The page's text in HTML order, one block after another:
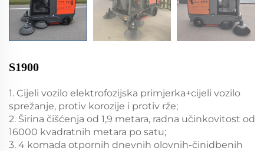
S1900
1. Cijeli vozilo elektrofozijska primjerka+cijeli vozilo
sprežanje, protiv korozije i protiv rže;
2. Širina čišćenja od 1,9 metara, radna učinkovitost od
16000 kvadratnih metara po satu;
3. 4 komada otpornih dnevnih olovnih-činidbenih